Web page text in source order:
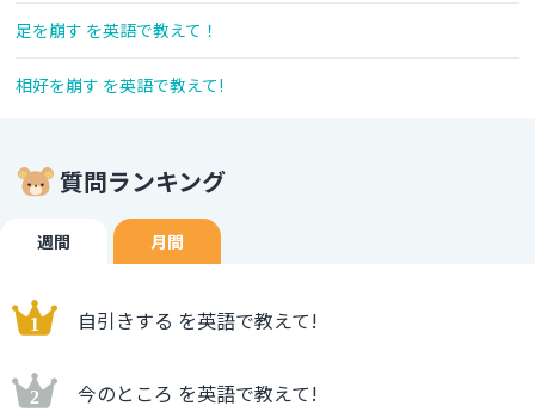
足を崩す を英語で教えて！
相好を崩す を英語で教えて!
質問ランキング
週間 月間
自引きする を英語で教えて!
今のところ を英語で教えて!